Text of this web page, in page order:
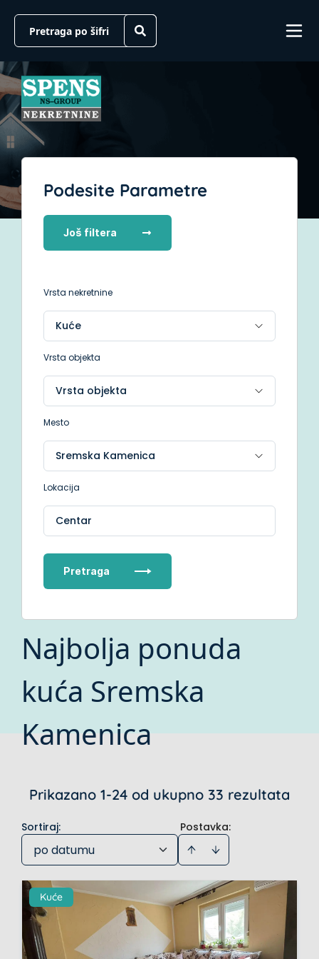
Podesite Parametre
Još filtera
Vrsta nekretnine
Vrsta objekta
Mesto
Lokacija
Centar
Pretraga
Najbolja ponuda
kuća Sremska
Kamenica
Prikazano 1-24 od ukupno 33 rezultata
Postavka:
Sortiraj:
po datumu
Kuće